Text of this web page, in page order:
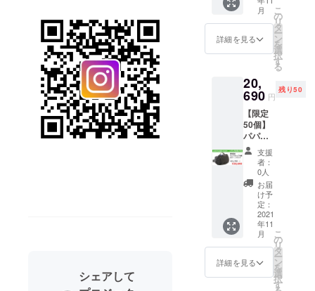
シェアして
ある「One
thread（1本
の糸）」に
は、そんな
られていま
●［papakos
o（パパコ
ソ）］ 現在
は子育て応
援ブランド
「papakoso
ソ）」を事
業の柱と
んのご家庭
マチ：
10cm
ベルト
周囲
150cm
重量：
仕様 メ
インポ
ケット
×1、
メッ
シュポ
ケット
×1、固
定収納
バン
ド、イ
ンナー
ファス
ナーポ
円の
5%OFF
■軽量素
材リッ
仕様 ■
ブルー
■サイズ
（約）
タテ：
前面
19mc、
背面
22cm
最大
幅：
47cm
マチ：
10cm
ベルト
周囲
（バッ
月
詳細を見る
こ
の
リ
タ
ー
ン
を
選
択
す
る
20,
690 円
残り50
【限定
50個】
パパ
バッグ
キャリ
アーモ
デル×1
点 ■予
定販売
価格
21,780
円の
5%OFF
■軽量素
材リッ
支援
者：
0人
お届
け予
定：
2021
年11
月
詳細を見る
こ
の
リ
タ
ー
ン
を
選
択
す